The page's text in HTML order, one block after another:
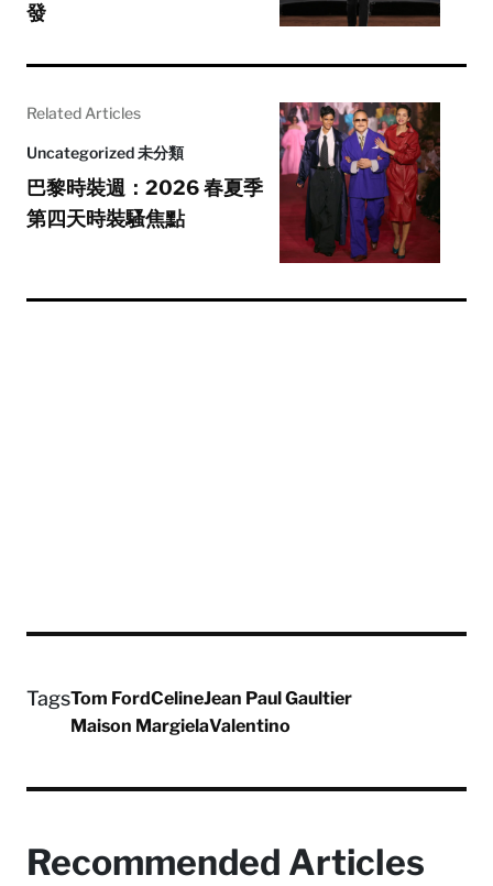
發
Related Articles
Uncategorized 未分類
巴黎時裝週：2026 春夏季
第四天時裝騷焦點
TagsTom FordCelineJean Paul Gaultier
Maison MargielaValentino
Recommended Articles